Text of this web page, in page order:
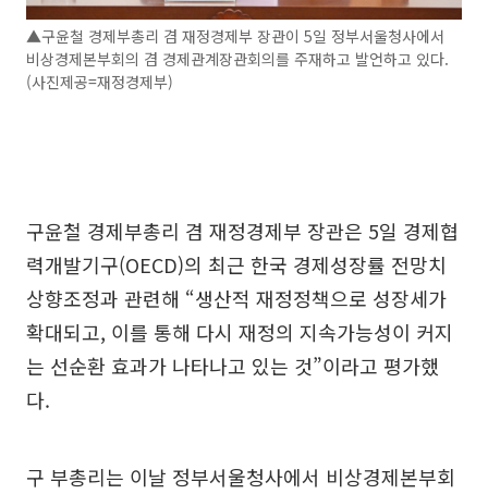
▲구윤철 경제부총리 겸 재정경제부 장관이 5일 정부서울청사에서
비상경제본부회의 겸 경제관계장관회의를 주재하고 발언하고 있다.
(사진제공=재정경제부)
구윤철 경제부총리 겸 재정경제부 장관은 5일 경제협
력개발기구(OECD)의 최근 한국 경제성장률 전망치
상향조정과 관련해 “생산적 재정정책으로 성장세가
확대되고, 이를 통해 다시 재정의 지속가능성이 커지
는 선순환 효과가 나타나고 있는 것”이라고 평가했
다.
구 부총리는 이날 정부서울청사에서 비상경제본부회